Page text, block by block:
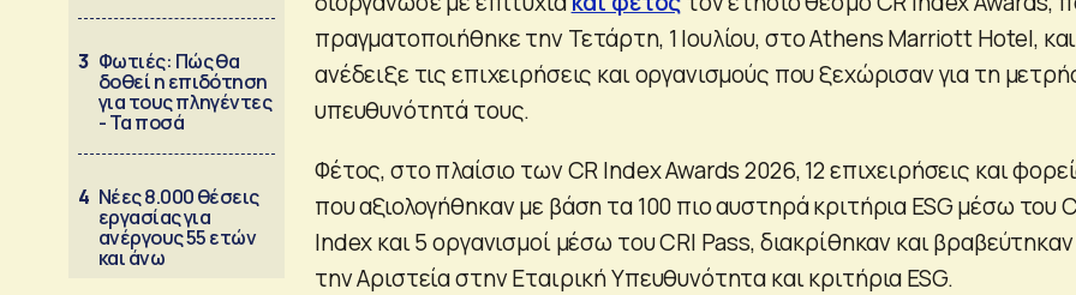
3 Φωτιές: Πώς θα
δοθεί η επιδότηση
για τους πληγέντες
- Τα ποσά
4 Νέες 8.000 θέσεις
εργασίας για
ανέργους 55 ετών
και άνω
πραγματοποιήθηκε την Τετάρτη, 1 Ιουλίου, στο Athens Marriott Hotel, και
ανέδειξε τις επιχειρήσεις και οργανισμούς που ξεχώρισαν για τη
υπευθυνότητά τους.
Φέτος, στο πλαίσιο των CR Index Awards 2026, 12 επιχειρήσεις και
που αξιολογήθηκαν με βάση τα 100 πιο αυστηρά κριτήρια ESG μέσω του
Index και 5 οργανισμοί μέσω του CRI Pass, διακρίθηκαν και βραβεύτηκαν
την Αριστεία στην Εταιρική Υπευθυνότητα και κριτήρια ESG.